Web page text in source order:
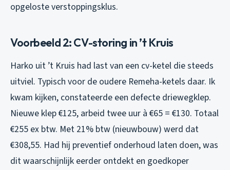
opgeloste verstoppingsklus.
Voorbeeld 2: CV-storing in ’t Kruis
Harko uit ’t Kruis had last van een cv-ketel die steeds
uitviel. Typisch voor de oudere Remeha-ketels daar. Ik
kwam kijken, constateerde een defecte driewegklep.
Nieuwe klep €125, arbeid twee uur à €65 = €130. Totaal
€255 ex btw. Met 21% btw (nieuwbouw) werd dat
€308,55. Had hij preventief onderhoud laten doen, was
dit waarschijnlijk eerder ontdekt en goedkoper